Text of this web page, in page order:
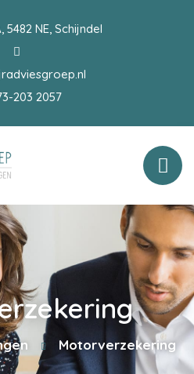
5482 NE, Schijndel
203 2057
Motorverzekering